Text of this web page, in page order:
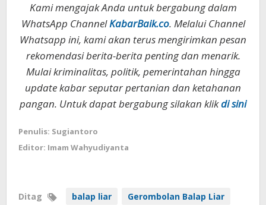
Kami mengajak Anda untuk bergabung dalam
WhatsApp ChannelKabarBaik.co. Melalui Channel
Whatsapp ini, kami akan terus mengirimkan pesan
rekomendasi berita-berita penting dan menarik.
Mulai kriminalitas, politik, pemerintahan hingga
update kabar seputar pertanian dan ketahanan
pangan. Untuk dapat bergabung silakan klikdi sini
Penulis: Sugiantoro
Editor: Imam Wahyudiyanta
Ditag balap liar
Gerombolan Balap Liar